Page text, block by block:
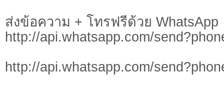
ส่งข้อความ + โทรฟรีด้วย WhatsApp
http://api.whatsapp.com/
http://api.whatsapp.com/